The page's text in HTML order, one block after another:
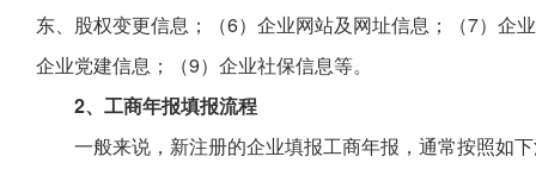
东、股权变更信息；（6）企业网站及网址信息；（7）企
企业党建信息；（9）企业社保信息等。
2、工商年报填报流程
一般来说，新注册的企业填报工商年报，通常按照如